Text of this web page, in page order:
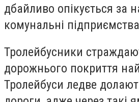
дбайливо опікується за
комунальні
Тролейбусники
дорожнього покриття
Тролейбуси ледве